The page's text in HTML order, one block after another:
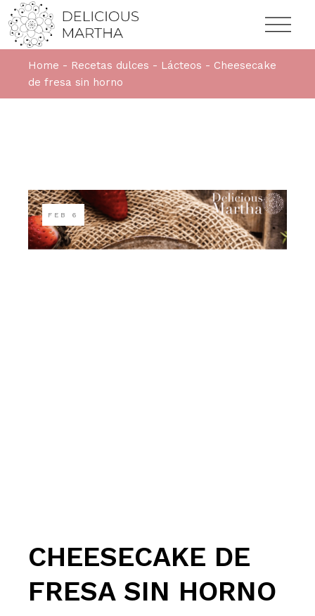
Home Recetas dulces Lácteos
Cheesecake
de fresa sin horno
FEB 6
CHEESECAKE DE
FRESA SIN HORNO